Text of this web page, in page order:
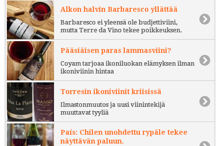
Alkon halvin Barbaresco yllättää
Barbaresco ei yleensä ole budjettiviini,
mutta Terre da Vino tekee poikkeuksen.
Pääsiäisen paras lammasviini?
Coyam tarjoaa ikoniluokan elämyksen ilman
ikoniviinin hintaa
Torresin ikoniviinit kriisissä
Ilmastonmuutos ja uusi viinintekijä
muuttavat tyyliä
País: Chilen unohdettu rypäle tekee
näyttävän paluun.